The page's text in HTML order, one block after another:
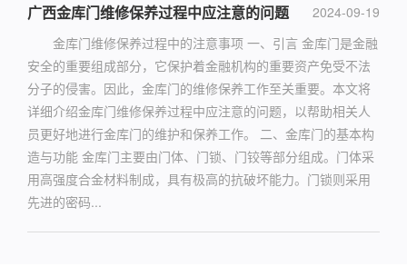
2024-09-19
广西金库门维修保养过程中应注意的问题
金库门维修保养过程中的注意事项 一、引言 金库门是金融
安全的重要组成部分，它保护着金融机构的重要资产免受不法
分子的侵害。因此，金库门的维修保养工作至关重要。本文将
详细介绍金库门维修保养过程中应注意的问题，以帮助相关人
员更好地进行金库门的维护和保养工作。 二、金库门的基本构
造与功能 金库门主要由门体、门锁、门铰等部分组成。门体采
用高强度合金材料制成，具有极高的抗破坏能力。门锁则采用
先进的密码...